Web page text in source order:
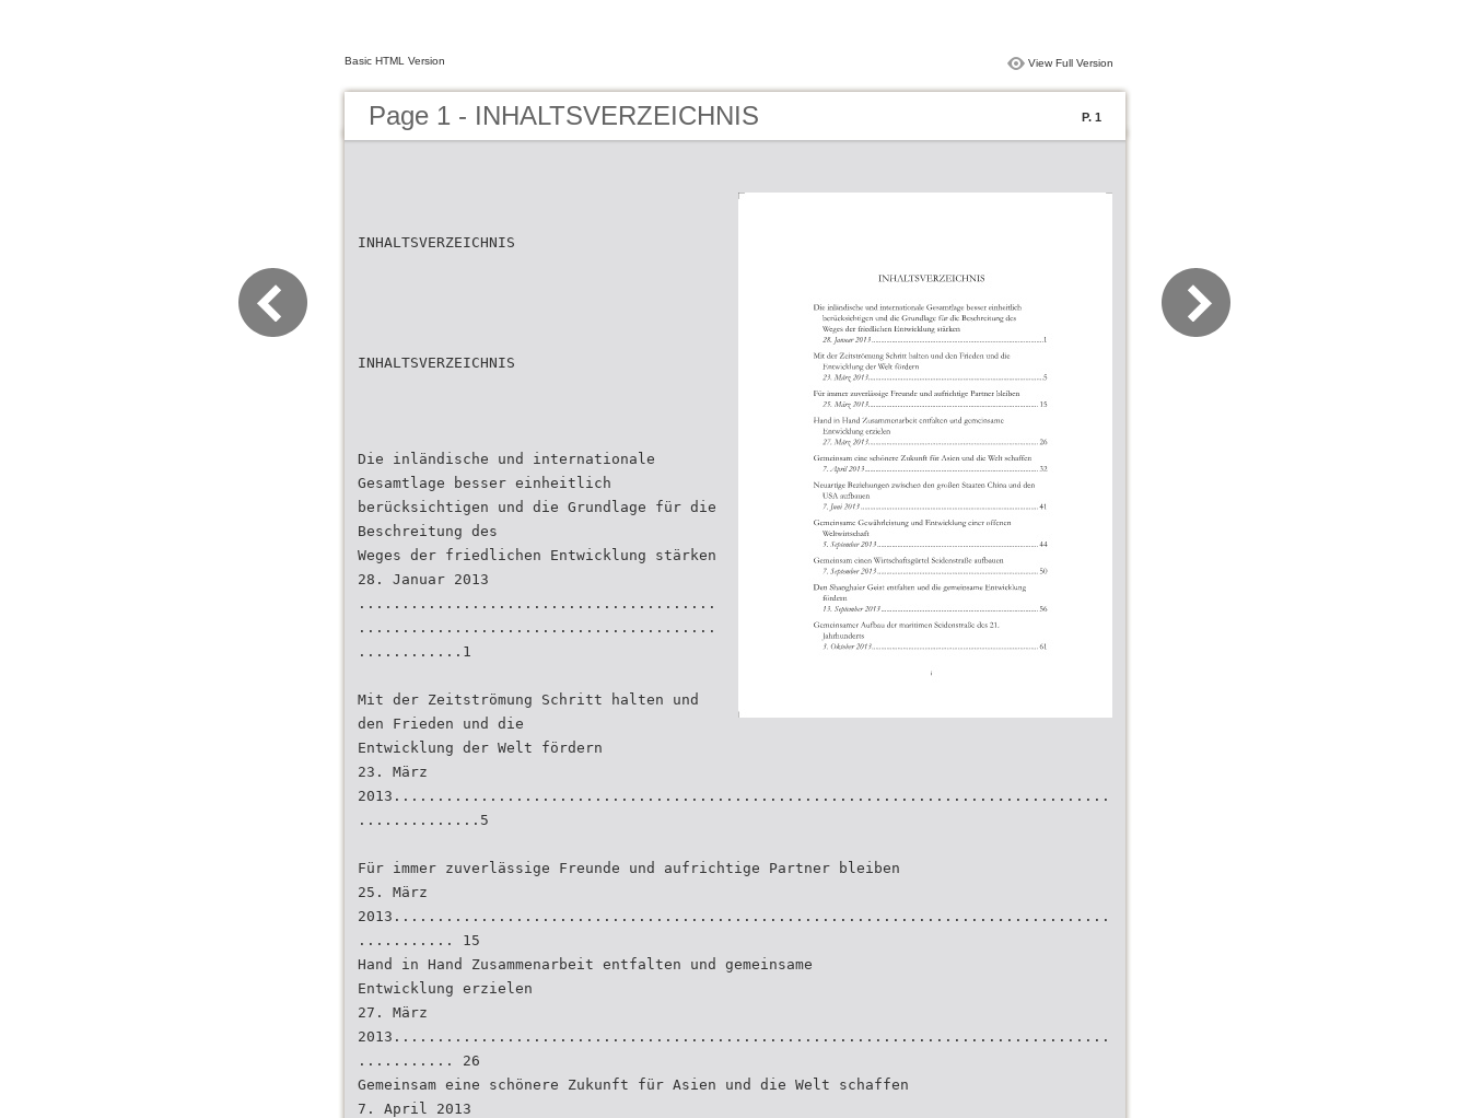
Basic HTML Version View Full Version
Page 1 - INHALTSVERZEICHNIS P. 1
INHALTSVERZEICHNIS
INHALTSVERZEICHNIS
Die inländische und internationale
Gesamtlage besser einheitlich
berücksichtigen und die Grundlage für die
Beschreitung des
Weges der friedlichen Entwicklung stärken
28. Januar 2013
.........................................
.........................................
............1
Mit der Zeitströmung Schritt halten und
den Frieden und die
Entwicklung der Welt fördern
23. März
2013..................................................................................
..............5
Für immer zuverlässige Freunde und aufrichtige Partner bleiben
25. März
2013..................................................................................
........... 15
Hand in Hand Zusammenarbeit entfalten und gemeinsame
Entwicklung erzielen
27. März
2013..................................................................................
........... 26
Gemeinsam eine schönere Zukunft für Asien und die Welt schaffen
7. April 2013